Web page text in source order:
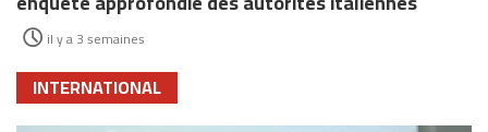
il y a 3 semaines
INTERNATIONAL